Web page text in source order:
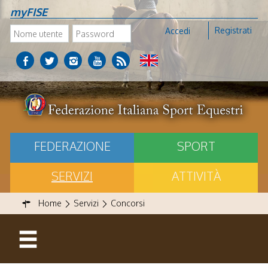
myFISE
Accedi Registrati
FEDERAZIONE
SPORT
SERVIZI
ATTIVITÀ
Home Servizi Concorsi